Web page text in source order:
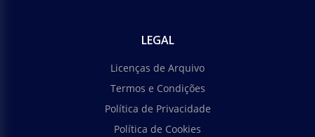
LEGAL
Licenças de Arquivo
Termos e Condições
Política de Privacidade
Política de Cookies